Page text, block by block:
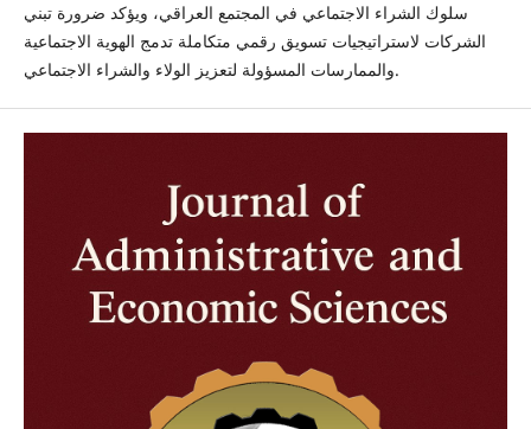
سلوك الشراء الاجتماعي في المجتمع العراقي، ويؤكد ضرورة تبني
الشركات لاستراتيجيات تسويق رقمي متكاملة تدمج الهوية الاجتماعية
والممارسات المسؤولة لتعزيز الولاء والشراء الاجتماعي.